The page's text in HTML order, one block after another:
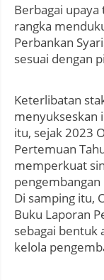
Berbagai
rangka
Perbankan
sesuai dengan
Keterlibatan
menyukseskan
itu, sejak 2023
Pertemuan
memperkuat
Di samping itu,
Buku Laporan
sebagai bentuk
kelola